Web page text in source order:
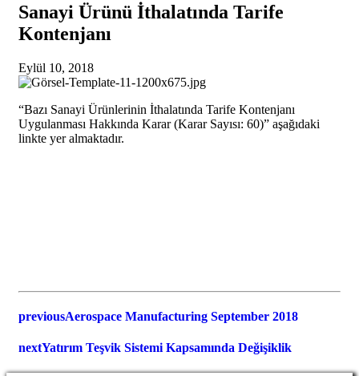
Sanayi Ürünü İthalatında Tarife
Kontenjanı
Eylül 10, 2018
“Bazı Sanayi Ürünlerinin İthalatında Tarife Kontenjanı
Uygulanması Hakkında Karar (Karar Sayısı: 60)” aşağıdaki
linkte yer almaktadır.
previousAerospace Manufacturing September 2018
nextYatırım Teşvik Sistemi Kapsamında Değişiklik